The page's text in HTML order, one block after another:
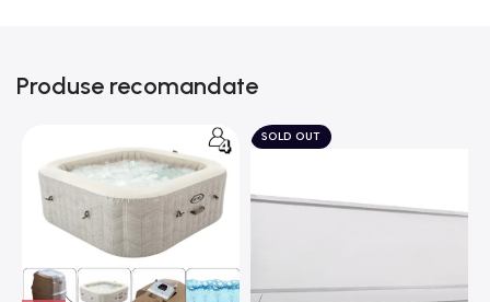
Produse recomandate
SOLD OUT